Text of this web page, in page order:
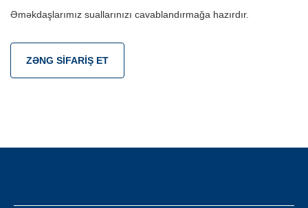
Əməkdaşlarımız suallarınızı cavablandırmağa hazırdır.
ZƏNG SIFARIŞ ET